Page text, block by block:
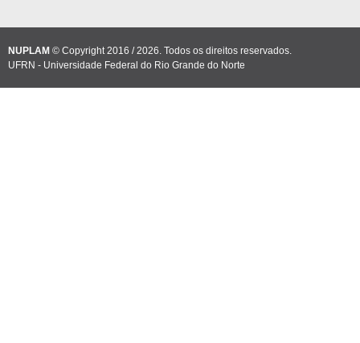
NUPLAM © Copyright 2016 / 2026. Todos os direitos reservados.
UFRN - Universidade Federal do Rio Grande do Norte